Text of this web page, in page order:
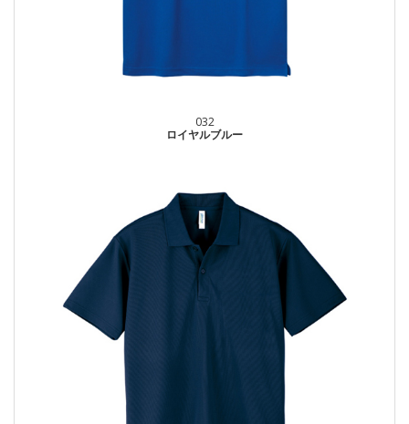
032
ロイヤルブルー